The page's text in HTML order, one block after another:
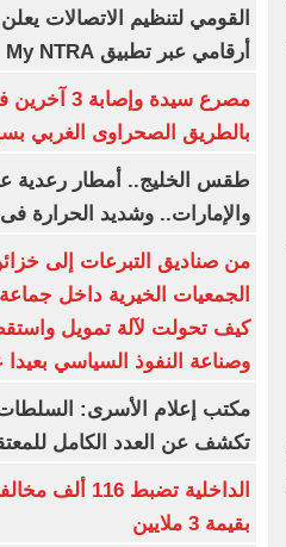
القومي لتنظيم الاتصالات
أرقامي عبر تطبيق My NTRA
مصرع سيدة
بالطريق الصحراوى الغربي
طقس الخليج.. أمطار رعدية
والإمارات.. وشديد الحرارة
من صناديق التبرعات إلى
الجمعيات الخيرية داخل جماعة
كيف تحولت لآلة تمويل
وصناعة النفوذ السياسي بعيدا
مكتب إعلام الأسرى: السلطات
تكشف عن العدد الكامل
الداخلية تضبط
بقيمة 3 ملايين